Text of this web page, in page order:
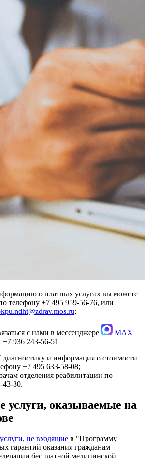
о платных услугах вы можете
телефону +7 495 959-56-76, или
.ndht@zdrav.mos.ru;
с нами в мессенджере
MAX
936 243-56-51
и информация о стоимости
+7 495 633-58-08;
отделения реабилитации по
43-30.
услуги, оказываемые на
не входящие в "Программу
гарантий оказания гражданам
бесплатной медицинской